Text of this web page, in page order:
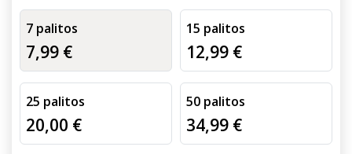
7 palitos
7,99 €
15 palitos
12,99 €
25 palitos
20,00 €
50 palitos
34,99 €